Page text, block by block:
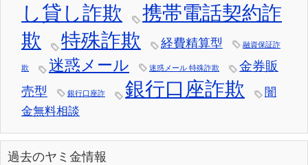
し貸し詐欺
携帯電話契約詐
欺
特殊詐欺 経費精算型 融資保証詐
欺 迷惑メール 迷惑メール 特殊詐欺
金券販
売型
銀行口座詐 銀行口座詐欺
闇
金無料相談
過去のヤミ金情報